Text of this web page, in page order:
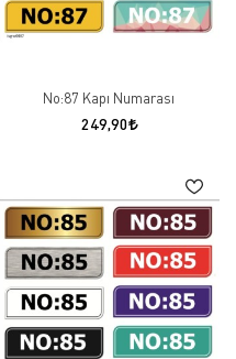
No:87 Kapı Numarası
249,90